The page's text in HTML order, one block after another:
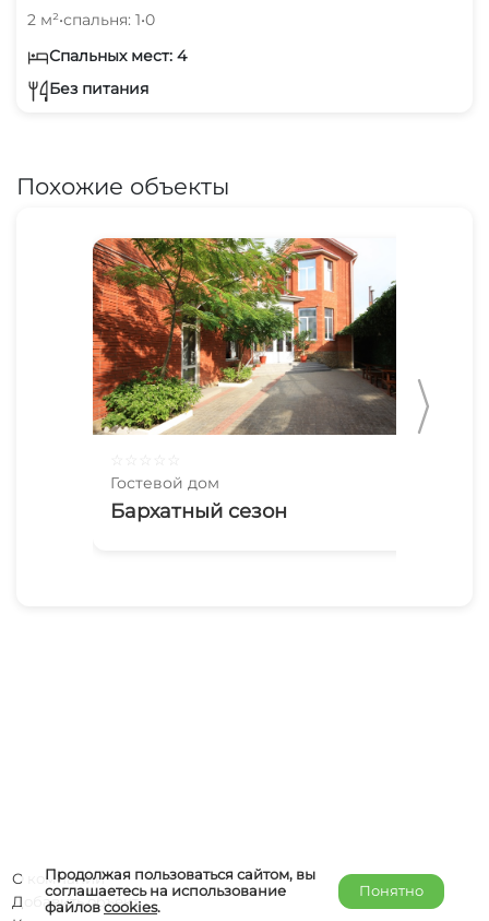
2 м²•спальня: 1•0
Спальных мест: 4
Без питания
Похожие объекты
Гостевой дом
Бархатный сезон
Продолжая пользоваться сайтом, вы
соглашаетесь на использование
файловcookies.
Понятно
О компании
Добавить объект